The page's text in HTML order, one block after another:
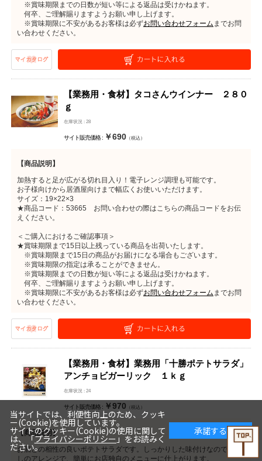
※賞味期限までの日数が短い等による返品は受けかねます。
何卒、ご理解賜りますようお願い申し上げます。
※賞味期限に不安があるお客様は必ずお問い合わせフォーム までお問
い合わせください。
【業務用・食材】タコさんウインナー ２８０
ｇ
在庫状況 : 28
サイト販売価格 : ￥690（税込）
【商品説明】
加熱すると足が広がる切れ目入り！電子レンジ調理も可能です。
お子様向けから居酒屋向けまで幅広くお使いいただけます。
サイズ：19×22×3
★商品コード：53665 お問い合わせの際はこちらの商品コードをお伝
えください。
＜ご購入におけるご確認事項＞
★賞味期限まで15日以上残っている商品を出荷いたします。
※賞味期限まで15日の商品がお届けになる場合もございます。
※賞味期限の指定は承ることができません。
※賞味期限までの日数が短い等による返品は受けかねます。
何卒、ご理解賜りますようお願い申し上げます。
※賞味期限に不安があるお客様は必ずお問い合わせフォーム までお問
い合わせください。
【業務用・食材】業務用「十勝ポテトサラダ」
アンチョビガーリック １ｋｇ
在庫状況 : 24
サイト販売価格 : ￥970 （税込）
【商品説明】
お酒との相性の良いポテトサラダです。しっかりした味付けなので、少
しのアレンジで、簡単にお店独自のメニューに仕上がります。
当サイトでは、利便性向上のため、クッキ
ー(Cookie)を使用しています。
サイトのクッキー(Cookie)の使用に関して
は、「プライバシーポリシー 」をお読みく
ださい。
承諾する